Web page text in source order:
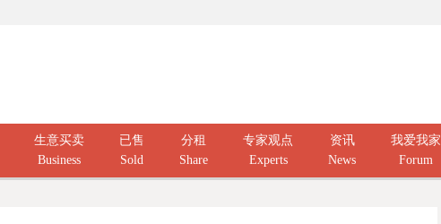
生意买卖
Business
已售
Sold
分租
Share
专家观点
Experts
资讯
News
我爱我家
Forum